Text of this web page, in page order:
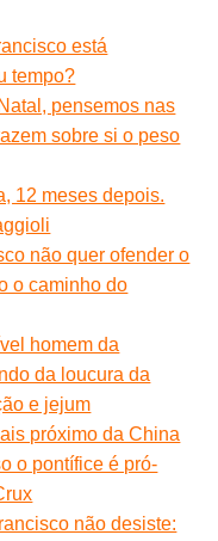
está
tempo?
pensemos nas
sobre si o peso
12 meses depois.
não quer ofender o
o caminho do
homem da
da loucura da
e jejum
próximo da China
o pontífice é pró-
não desiste: